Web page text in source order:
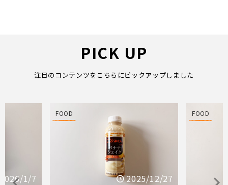
PICK UP
注目のコンテンツをこちらにピックアップしました
2026/1/7
FOOD
2025/12/27
FOOD